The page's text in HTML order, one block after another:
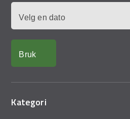
Kategori